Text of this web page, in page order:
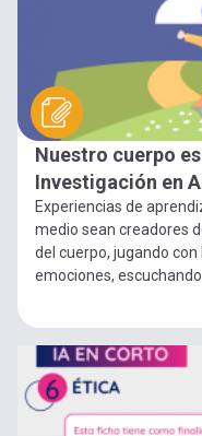
Nuestro cuerpo
Investigación en
Experiencias de
medio sean creadores
del cuerpo, jugando
emociones, escuchando...